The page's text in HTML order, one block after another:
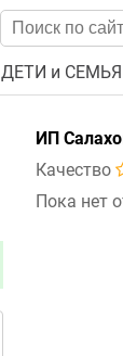
ДЕТИ и СЕМЬЯ
ИП
Качество
Пока нет